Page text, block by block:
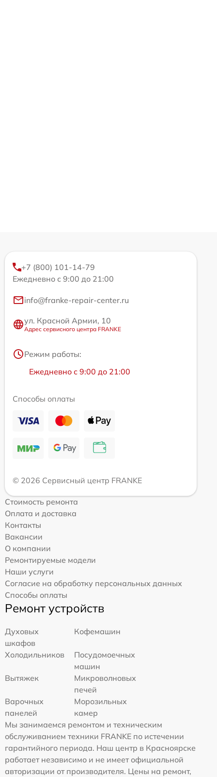
+7 (800) 101-14-79
Ежедневно с 9:00 до 21:00
info@franke-repair-center.ru
ул. Красной Армии, 10
Адрес сервисного центра FRANKE
Режим работы:
Ежедневно с 9:00 до 21:00
Способы оплаты
© 2026 Сервисный центр FRANKE
Стоимость ремонта
Оплата и доставка
Контакты
Вакансии
О компании
Ремонтируемые модели
Наши услуги
Согласие на обработку персональных данных
Способы оплаты
Ремонт устройств
Духовых
шкафов
Кофемашин
Холодильников
Посудомоечных
машин
Вытяжек
Микроволновых
печей
Варочных
панелей
Морозильных
камер
Мы занимаемся ремонтом и техническим
обслуживанием техники FRANKE по истечении
гарантийного периода. Наш центр в Красноярске
работает независимо и не имеет официальной
авторизации от производителя. Цены на ремонт,